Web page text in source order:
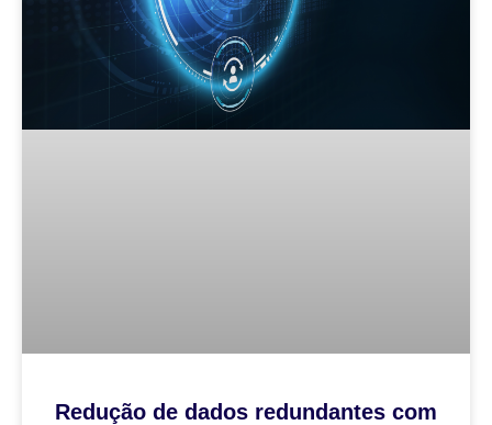
Redução de dados redundantes com